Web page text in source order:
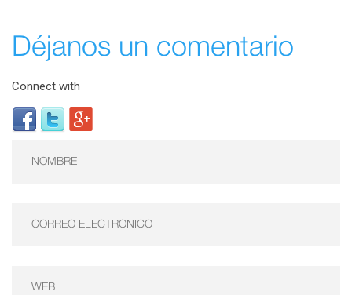
Déjanos un comentario
Connect with